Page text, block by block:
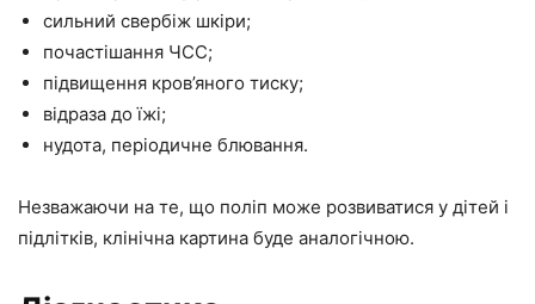
сильний свербіж шкіри;
почастішання ЧСС;
підвищення кров’яного тиску;
відраза до їжі;
нудота, періодичне блювання.
Незважаючи на те, що поліп може розвиватися у дітей і
підлітків, клінічна картина буде аналогічною.